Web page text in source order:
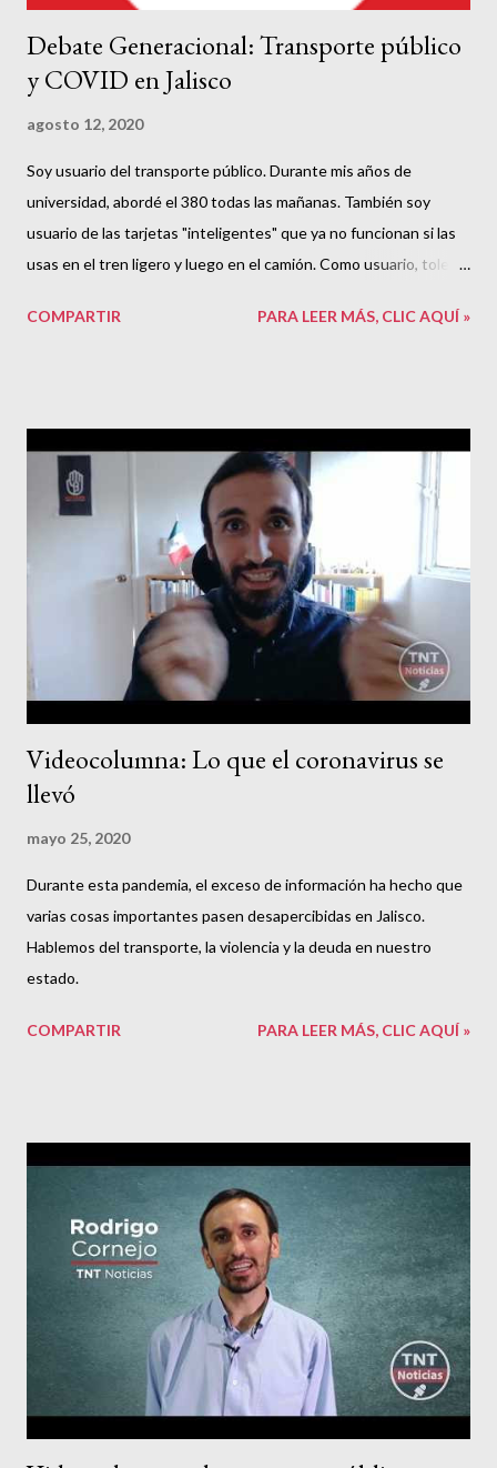
Debate Generacional: Transporte público
y COVID en Jalisco
agosto 12, 2020
Soy usuario del transporte público. Durante mis años de
universidad, abordé el 380 todas las mañanas. También soy
usuario de las tarjetas "inteligentes" que ya no funcionan si las
usas en el tren ligero y luego en el camión. Como usuario, toleré
organicé varias veces para impedir que un servicio público que
y el anterior, se han pasado la bolita de la tarifa y ahora, ponen en
riesgo la salud de la gente por las aglomeraciones y el COVID19.
La demanda social es clara: transporte público gratuito para
estudiantes y 3era edad, junto con más unidades de emergencia
para combatir las filas en horas pico. Cualquier otra cosa será
recordada como negligencia criminal, porque para el pueblo hay
filas y máquinas ladronas de dinero y para el gobierno c...
COMPARTIR PARA LEER MÁS, CLIC AQUÍ »
Videocolumna: Lo que el coronavirus se
llevó
mayo 25, 2020
Durante esta pandemia, el exceso de información ha hecho que
varias cosas importantes pasen desapercibidas en Jalisco.
Hablemos del transporte, la violencia y la deuda en nuestro
estado.
COMPARTIR PARA LEER MÁS, CLIC AQUÍ »